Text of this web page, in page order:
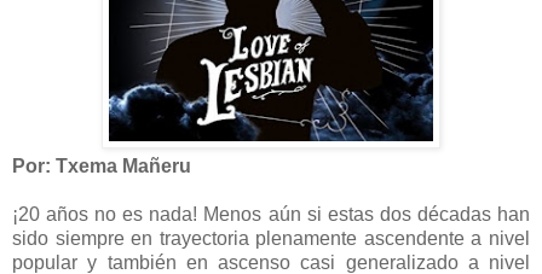
Por: Txema Mañeru
¡20 años no es nada! Menos aún si estas dos décadas han
sido siempre en trayectoria plenamente ascendente a nivel
popular y también en ascenso casi generalizado a nivel